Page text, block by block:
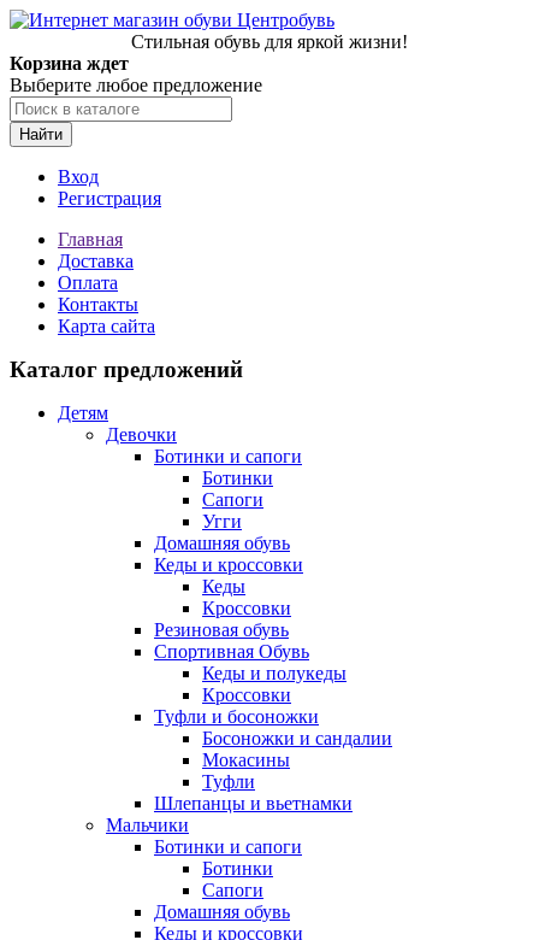
Стильная обувь для яркой жизни!
Корзина ждет
Выберите любое предложение
Найти
Вход
Регистрация
Главная
Доставка
Оплата
Контакты
Карта сайта
Каталог предложений
Детям
Девочки
Ботинки и сапоги
Ботинки
Сапоги
Угги
Домашняя обувь
Кеды и кроссовки
Кеды
Кроссовки
Резиновая обувь
Спортивная Обувь
Кеды и полукеды
Кроссовки
Туфли и босоножки
Босоножки и сандалии
Мокасины
Туфли
Шлепанцы и вьетнамки
Мальчики
Ботинки и сапоги
Ботинки
Сапоги
Домашняя обувь
Кеды и кроссовки